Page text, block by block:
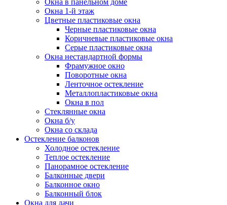
Окна в панельном доме
Окна 1-й этаж
Цветные пластиковые окна
Черные пластиковые окна
Коричневые пластиковые окна
Серые пластиковые окна
Окна нестандартной формы
Фрамужное окно
Поворотные окна
Ленточное остекление
Металлопластиковые окна
Окна в пол
Стеклянные окна
Окна б/у
Окна со склада
Остекление балконов
Холодное остекление
Теплое остекление
Панорамное остекление
Балконные двери
Балконное окно
Балконный блок
Окна для дачи